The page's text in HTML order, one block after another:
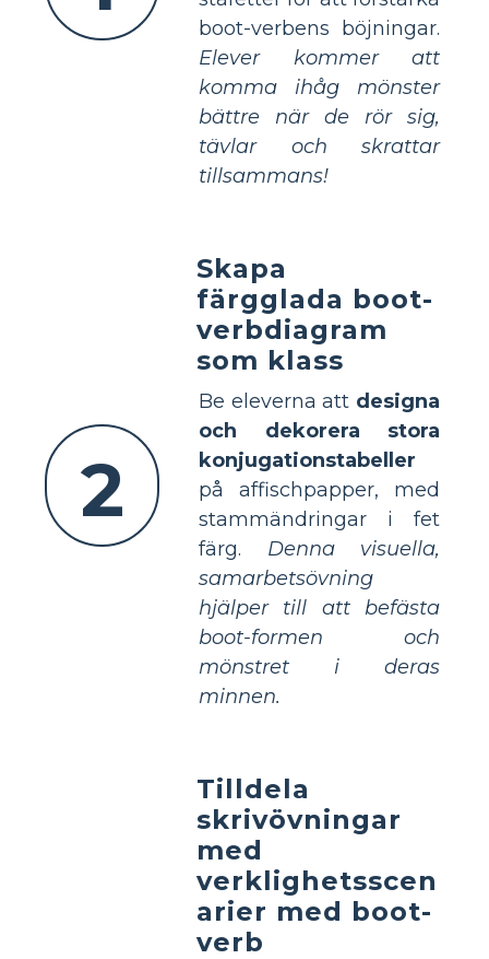
boot-verbens böjningar.
Elever kommer att
komma ihåg mönster
bättre när de rör sig,
tävlar och skrattar
tillsammans!
2
Skapa
färgglada boot-
verbdiagram
som klass
Be eleverna att designa
och dekorera stora
konjugationstabeller
på affischpapper, med
stammändringar i fet
färg. Denna visuella,
samarbetsövning
hjälper till att befästa
boot-formen och
mönstret i deras
minnen.
Tilldela
skrivövningar
med
verklighetsscen
arier med boot-
verb